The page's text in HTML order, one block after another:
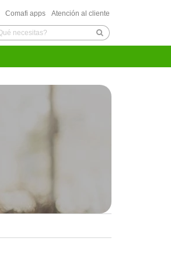
Comafi apps Atención al cliente